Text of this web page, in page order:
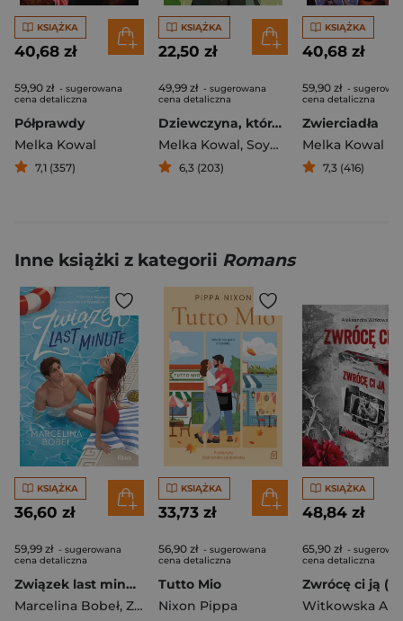
KSIĄŻKA
40,68 zł
59,90 zł - sugerowana
cena detaliczna
Półprawdy
Melka Kowal
7,1 (357)
KSIĄŻKA
22,50 zł
49,99 zł - sugerowana
cena detaliczna
Dziewczyna, którą zapomniano
Melka Kowal, Soymel / Kowal Melka
6,3 (203)
KSIĄŻKA
40,68 zł
59,90 zł -
cena detaliczna
Zwierciadła
Melka Kowal
7,3 (416)
Inne książki z kategorii Romans
KSIĄŻKA
36,60 zł
59,99 zł - sugerowana
cena detaliczna
Związek last minute / W pakiecie z ex
Marcelina Bobeł, Zuzanna Kulik
KSIĄŻKA
33,73 zł
56,90 zł - sugerowana
cena detaliczna
Tutto Mio
Nixon Pippa
KSIĄŻKA
48,84 zł
65,90 zł -
cena detaliczna